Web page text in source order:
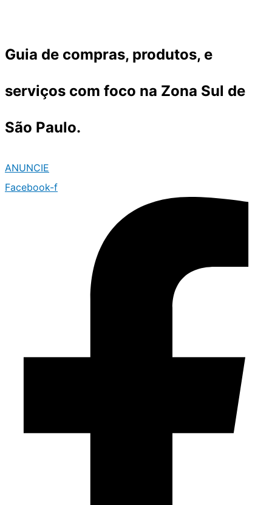
o
Guia de compras, produtos, e
serviços com foco na Zona Sul de
São Paulo.
ANUNCIE
Facebook-f